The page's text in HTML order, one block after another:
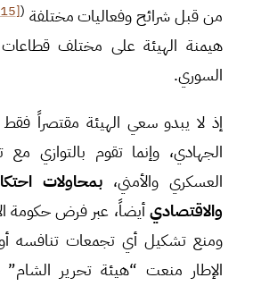
من قبل شرائح وفعاليات مختلفة (
[15]
هيمنة الهيئة على مختلف قطاعات
السوري.
إذ لا يبدو سعي الهيئة مقتصراً
الجهادي، وإنما تقوم بالتوازي مع
العسكري والأمني، بمحاولات
والاقتصاديأيضاً، عبر فرض حكومة
ومنع تشكيل أي تجمعات تنافسه
الإطار منعت “هيئة تحرير